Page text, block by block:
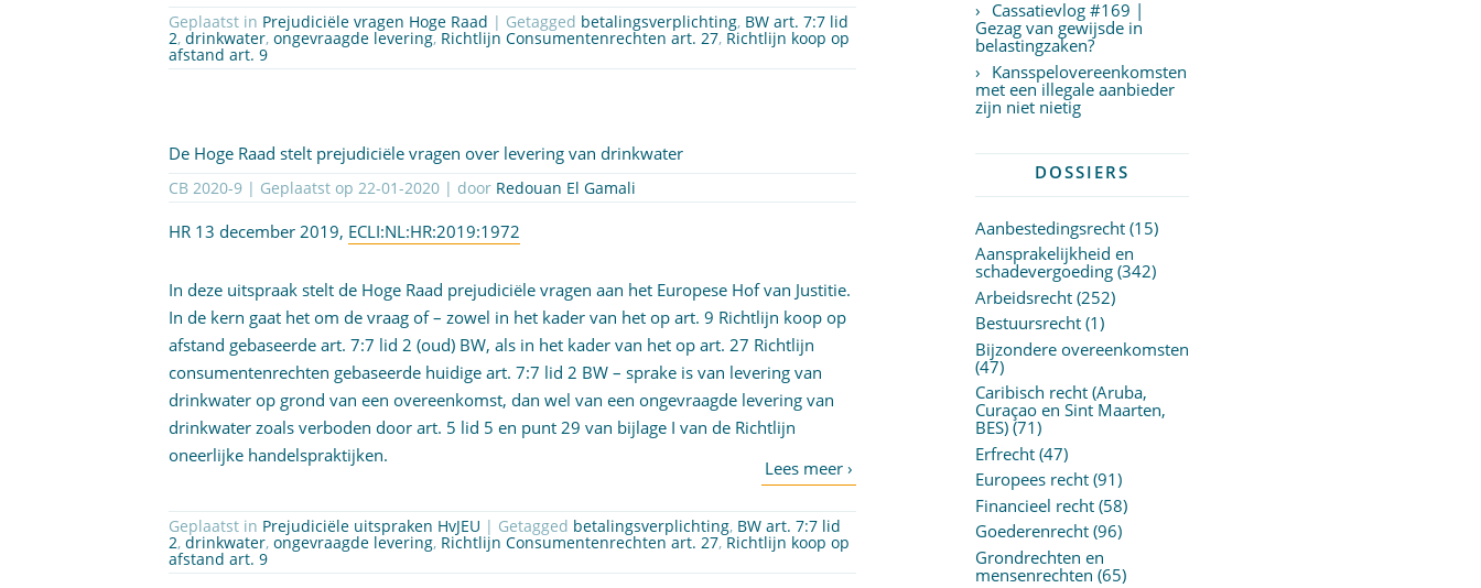
Geplaatst in Prejudiciële vragen Hoge Raad | Getagged betalingsverplichting, BW art. 7:7 lid
2,drinkwater,ongevraagde levering, Richtlijn Consumentenrechten art. 27, Richtlijn koop op
afstand art. 9
De Hoge Raad stelt prejudiciële vragen over levering van drinkwater
CB 2020-9 | Geplaatst op22-01-2020 | door Redouan El Gamali
HR 13 december 2019, ECLI:NL:HR:2019:1972
In deze uitspraak stelt de Hoge Raad prejudiciële vragen aan het Europese Hof van Justitie.
In de kern gaat het om de vraag of – zowel in het kader van het op art. 9 Richtlijn koop op
afstand gebaseerde art. 7:7 lid 2 (oud) BW, als in het kader van het op art. 27 Richtlijn
consumentenrechten gebaseerde huidige art. 7:7 lid 2 BW – sprake is van levering van
drinkwater op grond van een overeenkomst, dan wel van een ongevraagde levering van
drinkwater zoals verboden door art. 5 lid 5 en punt 29 van bijlage I van de Richtlijn
oneerlijke handelspraktijken.
Geplaatst in Prejudiciële uitspraken HvJEU | Getagged betalingsverplichting, BW art. 7:7 lid
2,drinkwater,ongevraagde levering, Richtlijn Consumentenrechten art. 27,Richtlijn koop op
afstand art. 9
Cassatievlog #169 |
Gezag van gewijsde in
belastingzaken?
Kansspelovereenkomsten
met een illegale aanbieder
zijn niet nietig
DOSSIERS
Aanbestedingsrecht(15)
Aansprakelijkheid en
schadevergoeding(342)
Arbeidsrecht(252)
Bestuursrecht(1)
Bijzondere overeenkomsten
(47)
Caribisch recht (Aruba,
Curaçao en Sint Maarten,
BES)(71)
Erfrecht(47)
Europees recht(91)
Financieel recht(58)
Goederenrecht(96)
Grondrechten en
mensenrechten (65)